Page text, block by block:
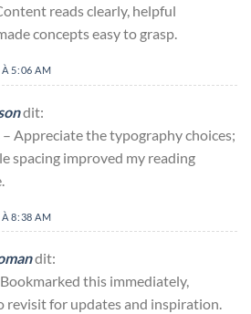
reads clearly, helpful
concepts easy to grasp.
À 5:06 AM
dit:
– Appreciate the typography choices;
spacing improved my reading
À 8:38 AM
dit:
this immediately,
revisit for updates and inspiration.